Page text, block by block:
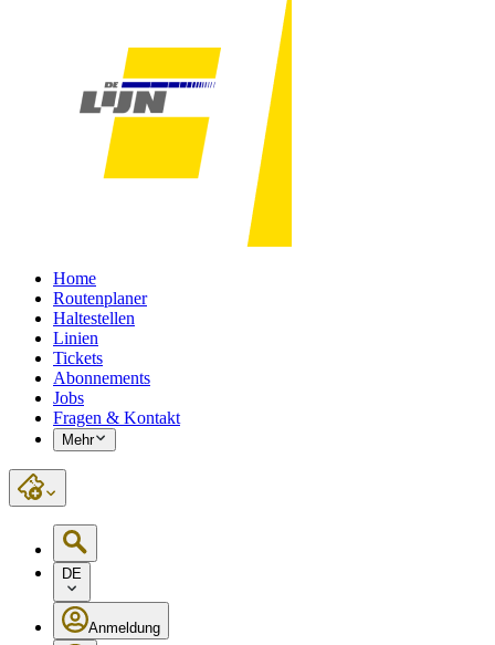
Home
Routenplaner
Haltestellen
Linien
Tickets
Abonnements
Jobs
Fragen & Kontakt
Mehr
DE
Anmeldung